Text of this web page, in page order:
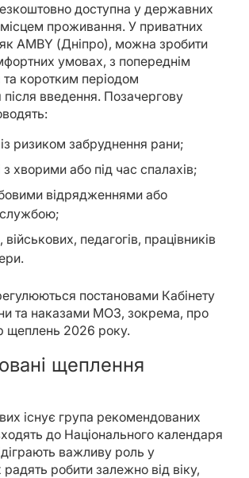
доступна у державних
місцем проживання. У приватних
як AMBY (Дніпро), можна зробити
умовах, з попереднім
коротким періодом
введення. Позачергову
ризиком забруднення рани;
з хворими або під час спалахів;
відрядженнями або
педагогів, працівників
постановами Кабінету
та наказами МОЗ, зокрема, про
щеплень 2026 року.
щеплення
існує група рекомендованих
до Національного календаря
важливу роль у
радять робити залежно від віку,